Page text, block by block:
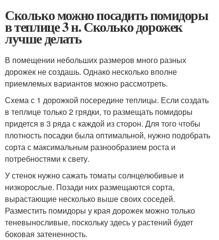
Сколько можно посадить помидоры
в теплице 3 н. Сколько дорожек
лучше делать
В помещении небольших размеров много разных
дорожек не создашь. Однако несколько вполне
приемлемых вариантов можно рассмотреть.
Схема с 1 дорожкой посередине теплицы. Если создать
в теплице только 2 грядки, то размещать помидоры
придется в 3 ряда с каждой из сторон. Для того чтобы
плотность посадки была оптимальной, нужно подобрать
сорта с максимальным разнообразием роста и
потребностями к свету.
У стенок нужно сажать томаты солнцелюбивые и
низкорослые. Позади них размещаются сорта,
вырастающие несколько выше своих соседей.
Разместить помидоры у края дорожек можно только
теневыносливые, поскольку здесь у растений будет
боковая затененность.